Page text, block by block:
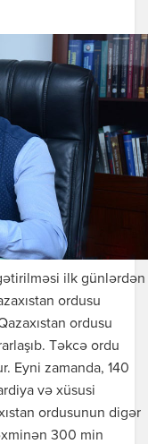
ilk günlərdən
ordusu
ordusu
Təkcə ordu
Eyni zamanda, 140
və xüsusi
ordusunun digər
300 min